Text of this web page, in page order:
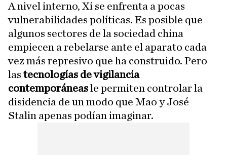
A nivel interno, Xi se enfrenta a pocas
vulnerabilidades políticas. Es posible que
algunos sectores de la sociedad china
empiecen a rebelarse ante el aparato cada
vez más represivo que ha construido. Pero
las tecnologías de vigilancia
contemporáneasle permiten controlar la
disidencia de un modo que Mao y José
Stalin apenas podían imaginar.